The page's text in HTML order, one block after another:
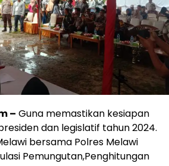
– Guna memastikan kesiapan
dan legislatif tahun 2024.
bersama Polres Melawi
Pemungutan,Penghitungan